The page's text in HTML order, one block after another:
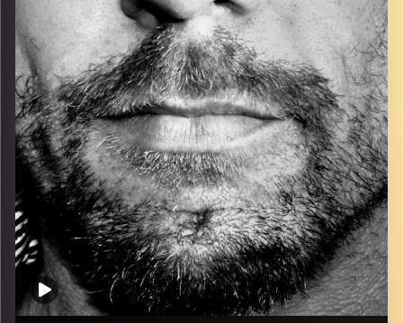
קרדיט תמונות: David Goehring